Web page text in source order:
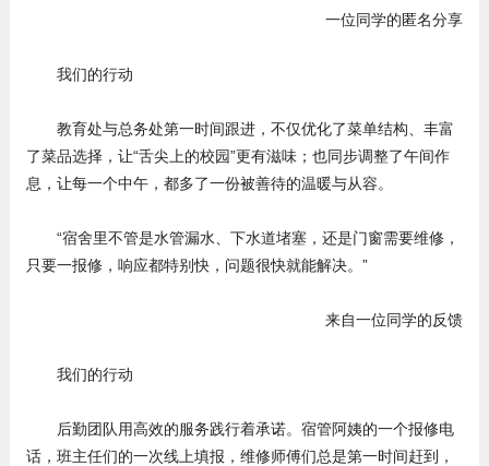
一位同学的匿名分享
我们的行动
教育处与总务处第一时间跟进，不仅优化了菜单结构、丰富
了菜品选择，让“舌尖上的校园”更有滋味；也同步调整了午间作
息，让每一个中午，都多了一份被善待的温暖与从容。
“宿舍里不管是水管漏水、下水道堵塞，还是门窗需要维修，
只要一报修，响应都特别快，问题很快就能解决。”
来自一位同学的反馈
我们的行动
后勤团队用高效的服务践行着承诺。宿管阿姨的一个报修电
话，班主任们的一次线上填报，维修师傅们总是第一时间赶到，